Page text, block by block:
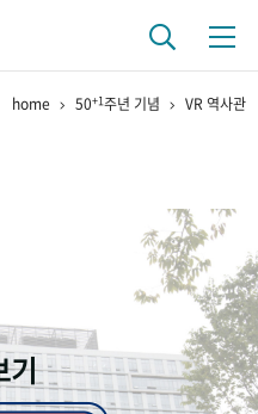
home 50+1주년 기념 VR 역사관
기